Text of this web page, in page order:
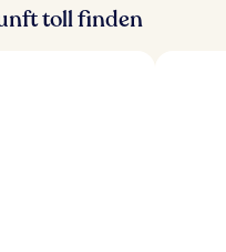
toll finden